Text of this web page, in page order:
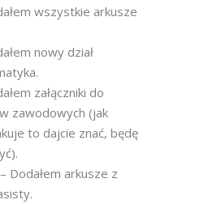
wszystkie arkusze
nowy dział
załączniki do
zawodowych (jak
to dajcie znać, będę
Dodałem arkusze z